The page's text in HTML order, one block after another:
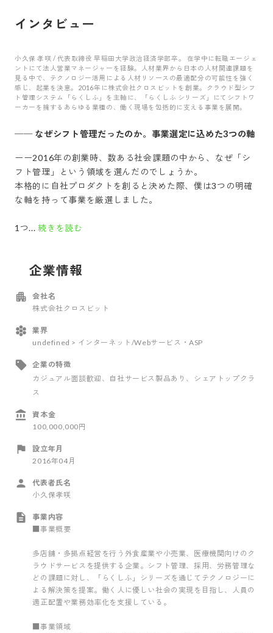
インタビュー
小久保 孝咲 / 代表取締役 早稲田大学政治経済学部卒。 在学中に転職エージェ
ントにて法人営業マネージャーを経験。人材業界から日本の人材関連課題を
見る中で、テクノロジー活用による人材リソースの最適配分の可能性を強く
感じ、起業を決意。2016年に株式会社クロスビットを創業。クラウド型シフ
ト管理システム「らくしふ」を主軸に、「らくしふ シリーズ」にてシフトワ
ーカーを擁するあらゆる業種の、働く現場を包括的に支える事業を展開。
── なぜシフト管理だったのか。事業選定に込めた3つの軸
ーー2016年の創業時、数ある社会課題の中から、なぜ「シ
フト管理」という領域を選んだのでしょうか。
本格的に自社プロダクトを創ると決めた際、僕は3つの明確
な軸を持って事業を厳選しました。
1つ... 続きを読む
企業情報
会社名
株式会社クロスビット
業界
undefined > インターネット/Webサービス・ASP
企業の特徴
カジュアル面談歓迎 、自社サービス製品あり 、シェアトップクラ
ス
資本金
100,000,000円
設立年月
2016年04月
代表者氏名
小久保孝咲
事業内容
■事業概要
多店舗・多拠点経営を行う外食産業や小売業、医療機関向けのク
ラウドサービスを提供する企業。シフト管理、採用、労務管理な
どの課題に対し、「らくしふ」シリーズを通じてテクノロジーに
よる解決策を提案。働く人に優しい社会の実現を目指し、人員の
適正配置や業務効率化を支援している。
■事業領域